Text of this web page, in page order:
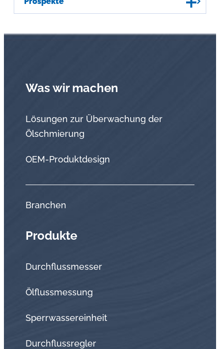
Was wir machen
Lösungen zur Überwachung der
Ölschmierung
OEM-Produktdesign
Branchen
Produkte
Durchflussmesser
Ölflussmessung
Sperrwassereinheit
Durchflussregler